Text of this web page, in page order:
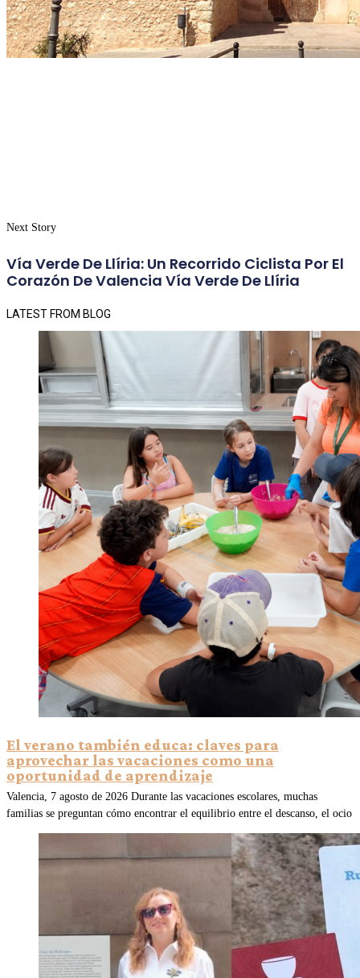
Next Story
Vía Verde De Llíria: Un Recorrido Ciclista Por El
Corazón De Valencia Vía Verde De Llíria
LATEST FROM BLOG
El verano también educa: claves para
aprovechar las vacaciones como una
oportunidad de aprendizaje
Valencia, 7 agosto de 2026 Durante las vacaciones escolares, muchas
familias se preguntan cómo encontrar el equilibrio entre el descanso, el ocio